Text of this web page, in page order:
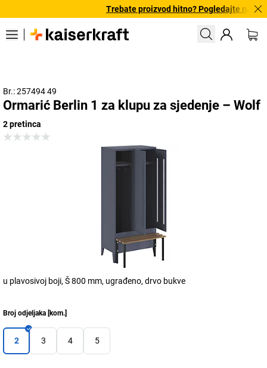
Trebate proizvod hitno? Pogledajte našu
Br.: 257494 49
Ormarić Berlin 1 za klupu za sjedenje – Wolf
2 pretinca
u plavosivoj boji, Š 800 mm, ugrađeno, drvo bukve
Broj odjeljaka [kom.]
2 3 4 5